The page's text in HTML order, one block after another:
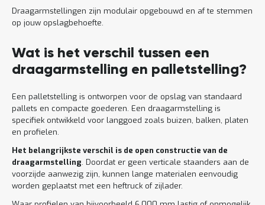
Draagarmstellingen zijn modulair opgebouwd en af te stemmen
op jouw opslagbehoefte.
Wat is het verschil tussen een
draagarmstelling en palletstelling?
Een palletstelling is ontworpen voor de opslag van standaard
pallets en compacte goederen. Een draagarmstelling is
specifiek ontwikkeld voor langgoed zoals buizen, balken, platen
en profielen.
Het belangrijkste verschil is de open constructie van de
draagarmstelling. Doordat er geen verticale staanders aan de
voorzijde aanwezig zijn, kunnen lange materialen eenvoudig
worden geplaatst met een heftruck of zijlader.